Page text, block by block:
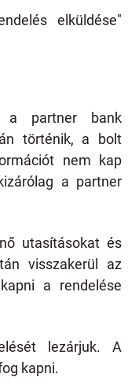
elküldése"
a partner bank
történik, a bolt
nem kap
a partner
utasításokat és
visszakerül az
a rendelése
lezárjuk. A
kapni.